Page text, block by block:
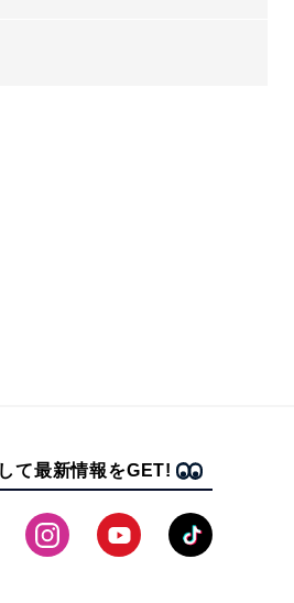
て最新情報をGET!